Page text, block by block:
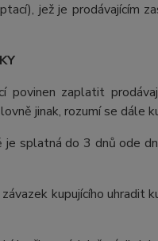
jež je prodávajícím
povinen zaplatit
jinak, rozumí se dále
je splatná do 3 dnů ode
kupujícího uhradit